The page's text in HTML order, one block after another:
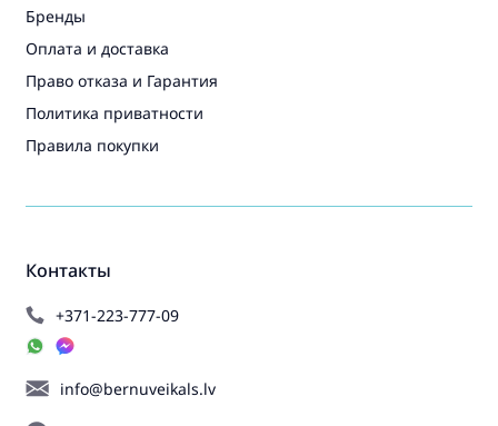
Контакты
+371-223-777-09
info@bernuveikals.lv
Бренды
Оплата и доставка
Право отказа и Гарантия
Политика приватности
Правила покупки